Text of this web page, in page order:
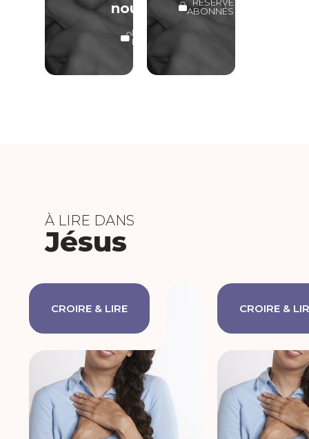
nouveau
LECTURE
LIBRE
RÉSERVÉ
ABONNÉS
À LIRE DANS
Jésus
CROIRE & LIRE CROIRE &